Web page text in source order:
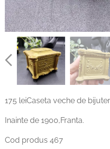
175 leiCaseta veche de
Inainte de 1900,Franta.
Cod produs 467